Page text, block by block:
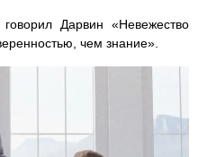
Дарвин «Невежество
чем знание».